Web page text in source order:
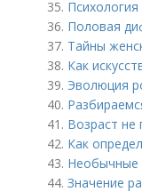
35.
36. Половая
37. Тайны
38. Как
39. Эволюция
40.
41. Возраст не
42. Как
43. Необычные
44. Значение